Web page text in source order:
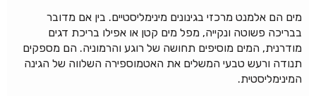
מים הם אלמנט מרכזי בגינונים מינימליסטיים. בין אם מדובר
בבריכה פשוטה ונקייה, מפל מים קטן או אפילו בריכת דגים
מודרנית, המים מוסיפים תחושה של רוגע והרמוניה. הם מספקים
תנודה ורעש טבעי המשלים את האטמוספירה השלווה של הגינה
המינימליסטית.